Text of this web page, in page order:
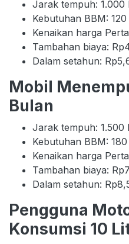
Jarak tempuh: 1.000
Kebutuhan BBM:
Kenaikan harga
Tambahan biaya:
Dalam setahun:
Mobil
Bulan
Jarak tempuh: 1.500
Kebutuhan BBM:
Kenaikan harga
Tambahan biaya:
Dalam setahun:
Pengguna
Konsumsi 10